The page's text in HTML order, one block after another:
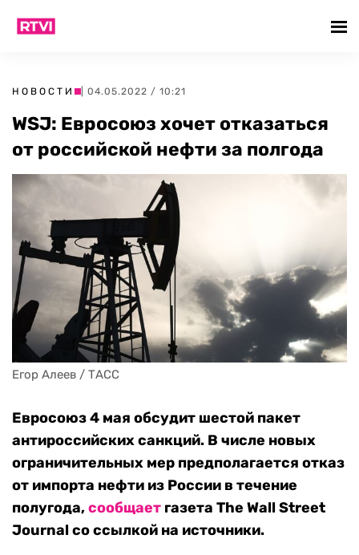
НОВОСТИ | 04.05.2022 / 10:21
WSJ: Евросоюз хочет отказаться
от российской нефти за полгода
Егор Алеев / ТАСС
Евросоюз 4 мая обсудит шестой пакет
антироссийских санкций. В числе новых
ограничительных мер предполагается отказ
от импорта нефти из России в течение
полугода,сообщает газета The Wall Street
Journal со ссылкой на источники.